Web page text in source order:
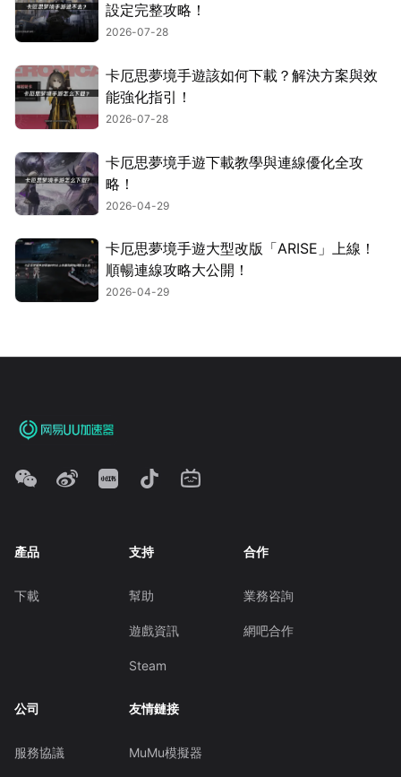
設定完整攻略！
2026-07-28
卡厄思夢境手遊該如何下載？解決方案與效
能強化指引！
2026-07-28
卡厄思夢境手遊下載教學與連線優化全攻
略！
2026-04-29
卡厄思夢境手遊大型改版「ARISE」上線！
順暢連線攻略大公開！
2026-04-29
產品
下載
支持
幫助
遊戲資訊
Steam
合作
業務咨詢
網吧合作
公司
服務協議
友情鏈接
MuMu模擬器